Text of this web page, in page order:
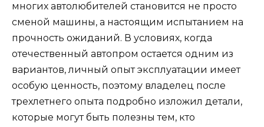
многих автолюбителей становится не просто
сменой машины, а настоящим испытанием на
прочность ожиданий. В условиях, когда
отечественный автопром остается одним из
вариантов, личный опыт эксплуатации имеет
особую ценность, поэтому владелец после
трехлетнего опыта подробно изложил детали,
которые могут быть полезны тем, кто